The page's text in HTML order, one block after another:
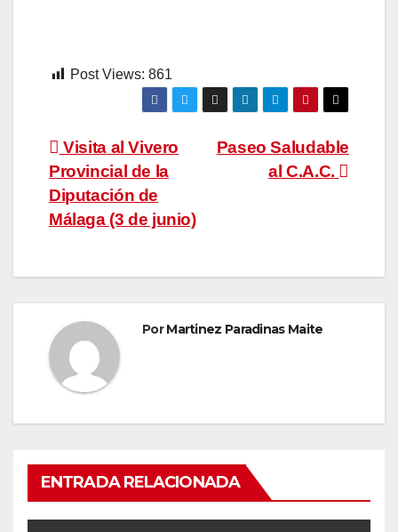
Post Views: 861
Navegación
de
entradas
Paseo Saludable
al C.A.C.
Visita al Vivero
Provincial de la
Diputación de
Málaga (3 de junio)
PorMartinez Paradinas Maite
ENTRADA RELACIONADA